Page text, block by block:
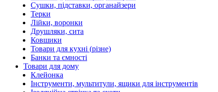
Сушки, підставки, органайзери
Терки
Лійки, воронки
Друшляки, сита
Ковшики
Товари для кухні (різне)
Банки та ємності
Товари для дому
Клейонка
Інструменти, мультитули, ящики для інструментів